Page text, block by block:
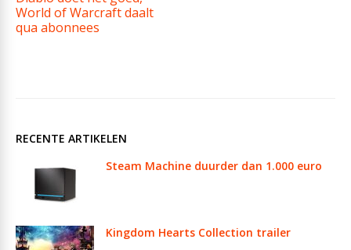
World of Warcraft daalt
qua abonnees
RECENTE ARTIKELEN
Steam Machine duurder dan 1.000 euro
Kingdom Hearts Collection trailer